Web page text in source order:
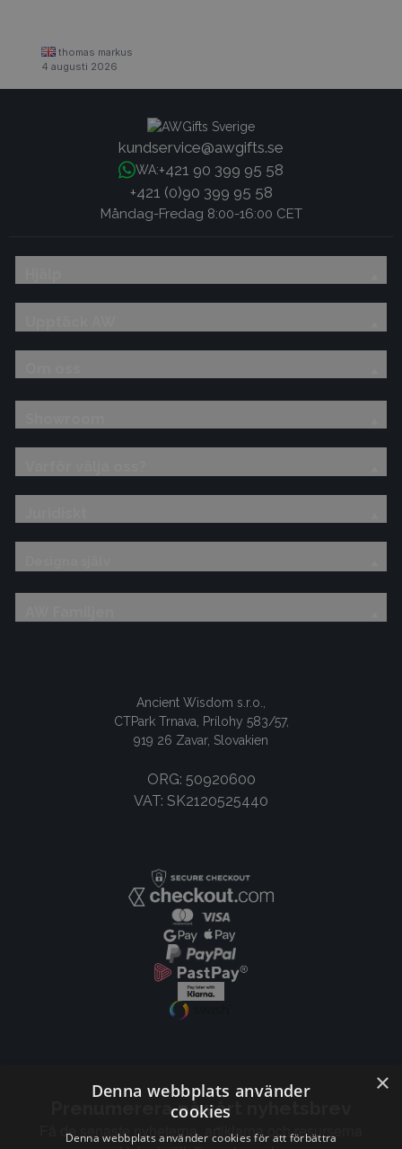
thomas markus
4 augusti 2026
kundservice@awgifts.se
WA:+421 90 399 95 58
+421 (0)90 399 95 58
Måndag-Fredag 8:00-16:00 CET
Ancient Wisdom s.r.o.,
CTPark Trnava, Prílohy 583/57,
919 26 Zavar, Slovakien
ORG: 50920600
VAT: SK2120525440
Prenumerera på vårt nyhetsbrev
Få de senaste nyheterna, artiklarna och resurserna
×
Denna webbplats använder
cookies
Denna webbplats använder cookies för att förbättra